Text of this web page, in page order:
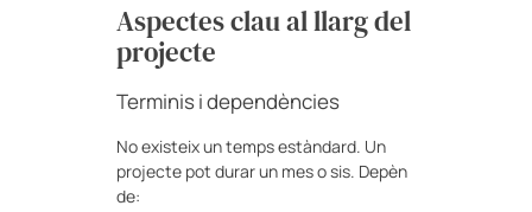
Aspectes clau al llarg del
projecte
Terminis i dependències
No existeix un temps estàndard. Un
projecte pot durar un mes o sis. Depèn
de: